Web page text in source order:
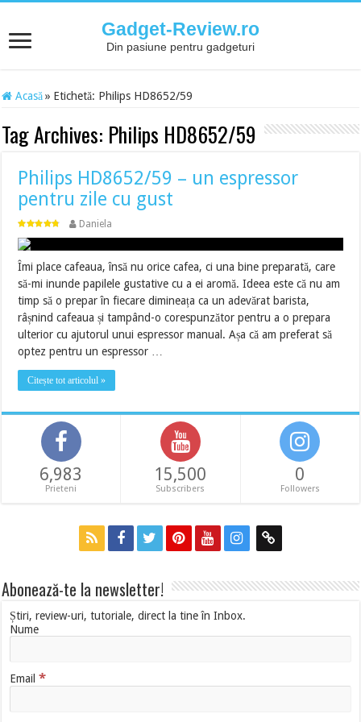
Gadget-Review.ro
Din pasiune pentru gadgeturi
Acasă » Etichetă: Philips HD8652/59
Tag Archives: Philips HD8652/59
Philips HD8652/59 – un espressor
pentru zile cu gust
Daniela
Îmi place cafeaua, însă nu orice cafea, ci una bine preparată, care
să-mi inunde papilele gustative cu a ei aromă. Ideea este că nu am
timp să o prepar în fiecare dimineața ca un adevărat barista,
râșnind cafeaua și tampând-o corespunzător pentru a o prepara
ulterior cu ajutorul unui espressor manual. Așa că am preferat să
optez pentru un espressor …
Citește tot articolul »
6,983
Prieteni
15,500
Subscribers
0
Followers
Abonează-te la newsletter!
Știri, review-uri, tutoriale, direct la tine în Inbox.
Nume
Email*